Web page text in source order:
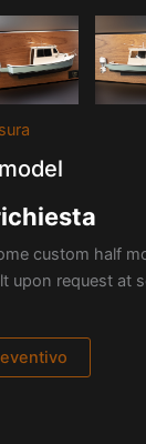
custom half
upon request at